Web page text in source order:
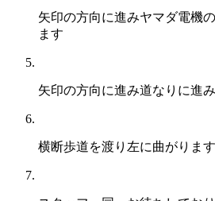
矢印の方向に進みヤマダ電機
ます
矢印の方向に進み道なりに進
横断歩道を渡り左に曲がります